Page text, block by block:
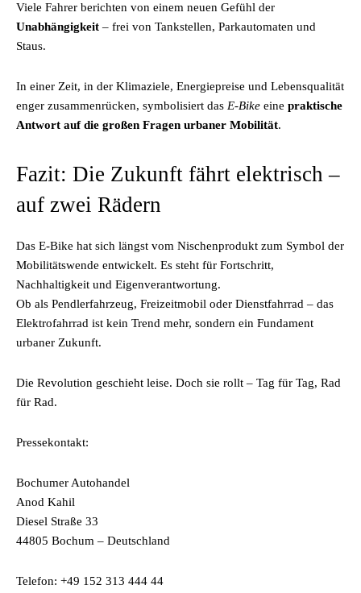
Viele Fahrer berichten von einem neuen Gefühl der
Unabhängigkeit – frei von Tankstellen, Parkautomaten und
Staus.
In einer Zeit, in der Klimaziele, Energiepreise und Lebensqualität
enger zusammenrücken, symbolisiert das E-Bike eine praktische
Antwort auf die großen Fragen urbaner Mobilität.
Fazit: Die Zukunft fährt elektrisch –
auf zwei Rädern
Das E-Bike hat sich längst vom Nischenprodukt zum Symbol der
Mobilitätswende entwickelt. Es steht für Fortschritt,
Nachhaltigkeit und Eigenverantwortung.
Ob als Pendlerfahrzeug, Freizeitmobil oder Dienstfahrrad – das
Elektrofahrrad ist kein Trend mehr, sondern ein Fundament
urbaner Zukunft.
Die Revolution geschieht leise. Doch sie rollt – Tag für Tag, Rad
für Rad.
Pressekontakt:
Bochumer Autohandel
Anod Kahil
Diesel Straße 33
44805 Bochum – Deutschland
Telefon: +49 152 313 444 44